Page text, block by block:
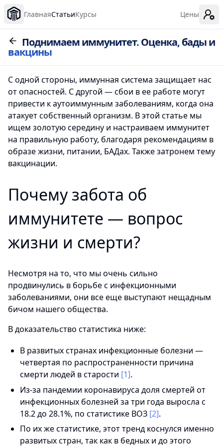
ГлавнаяСтатьиКурсы Цены
Поднимаем иммунитет. Оценка, бады и
вакцины
С одной стороны, иммунная система защищает нас
от опасностей. С другой — сбои в ее работе могут
привести к аутоиммунным заболеваниям, когда она
атакует собственный организм. В этой статье мы
ищем золотую середину и настраиваем иммунитет
на правильную работу, благодаря рекомендациям в
образе жизни, питании, БАДах. Также затронем тему
вакцинации.
Почему забота об
иммунитете — вопрос
жизни и смерти?
Несмотря на то, что мы очень сильно
продвинулись в борьбе с инфекционными
заболеваниями, они все еще выступают нещадным
бичом нашего общества.
В доказательство статистика ниже:
В развитых странах инфекционные болезни —
четвертая по распространенности причина
смерти людей в старости [1].
Из-за пандемии коронавируса доля смертей от
инфекционных болезней за три года выросла с
18.2 до 28.1%, по статистике ВОЗ [2].
По их же статистике, этот тренд коснулся именно
развитых стран, так как в бедных и до этого